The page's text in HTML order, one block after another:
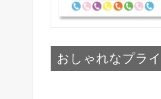
おしゃれなプラ